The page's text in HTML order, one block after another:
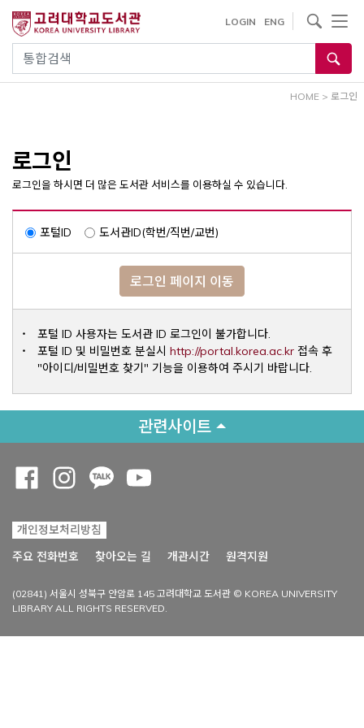
건
통합검색
LOGIN ENG
사이트내 검색
HOME > 로그인
로그인
로그인을 하시면 더 많은 도서관 서비스를 이용하실 수 있습니다.
포털ID 도서관ID(학번/직번/교번)
로그인 페이지 이동
포털 ID 사용자는 도서관 ID 로그인이 불가합니다.
포털 ID 및 비밀번호 분실시 http://portal.korea.ac.krOpens a
접속 후
"아이디/비밀번호 찾기" 기능을 이용하여 주시기 바랍니다.
관련사이트
개인정보처리방침
주요 전화번호
찾아오는 길 개관시간 원격지원
(02841) 서울시 성북구 안암로 145 고려대학교 도서관 © KOREA UNIVERSITY
LIBRARY ALL RIGHTS RESERVED.
Opens a new window
Opens a new window
Opens a new window